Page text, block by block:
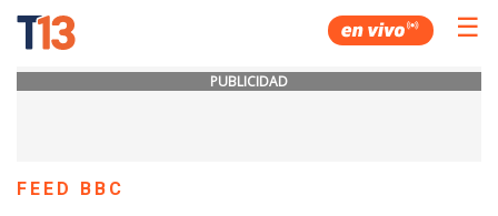
☰
PUBLICIDAD
FEED BBC